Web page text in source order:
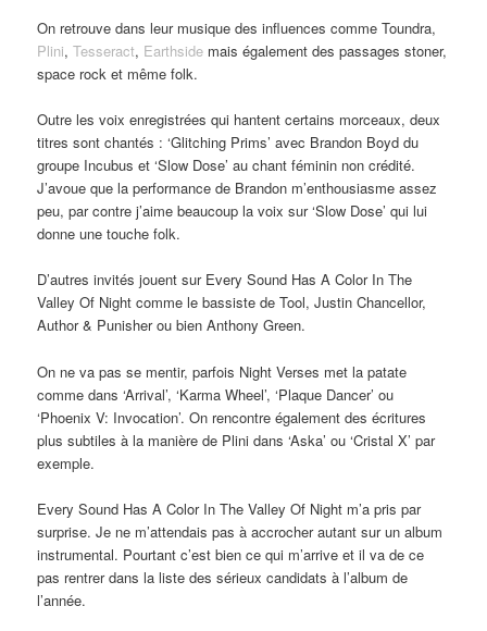
On retrouve dans leur musique des influences comme Toundra,
Plini,Tesseract, Earthside mais également des passages stoner,
space rock et même folk.
Outre les voix enregistrées qui hantent certains morceaux, deux
titres sont chantés : ‘Glitching Prims’ avec Brandon Boyd du
groupe Incubus et ‘Slow Dose’ au chant féminin non crédité.
J’avoue que la performance de Brandon m’enthousiasme assez
peu, par contre j’aime beaucoup la voix sur ‘Slow Dose’ qui lui
donne une touche folk.
D’autres invités jouent sur Every Sound Has A Color In The
Valley Of Night comme le bassiste de Tool, Justin Chancellor,
Author & Punisher ou bien Anthony Green.
On ne va pas se mentir, parfois Night Verses met la patate
comme dans ‘Arrival’, ‘Karma Wheel’, ‘Plaque Dancer’ ou
‘Phoenix V: Invocation’. On rencontre également des écritures
plus subtiles à la manière de Plini dans ‘Aska’ ou ‘Cristal X’ par
exemple.
Every Sound Has A Color In The Valley Of Night m’a pris par
surprise. Je ne m’attendais pas à accrocher autant sur un album
instrumental. Pourtant c’est bien ce qui m’arrive et il va de ce
pas rentrer dans la liste des sérieux candidats à l’album de
l’année.